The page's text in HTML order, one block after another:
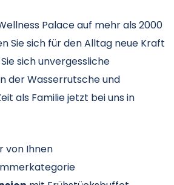
Palace auf mehr als 2000
Sie sich für den Alltag neue Kraft
sich unvergessliche
der Wasserrutsche und
als Familie jetzt bei uns in
von Ihnen